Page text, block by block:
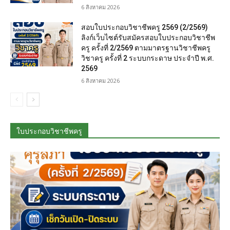
6 สิงหาคม 2026
สอบใบประกอบวิชาชีพครู 2569 (2/2569)
ลิงก์เว็บไซต์รับสมัครสอบใบประกอบวิชาชีพ
ครู ครั้งที่ 2/2569 ตามมาตรฐานวิชาชีพครู
วิชาครู ครั้งที่ 2 ระบบกระดาษ ประจำปี พ.ศ.
2569
6 สิงหาคม 2026
ใบประกอบวิชาชีพครู